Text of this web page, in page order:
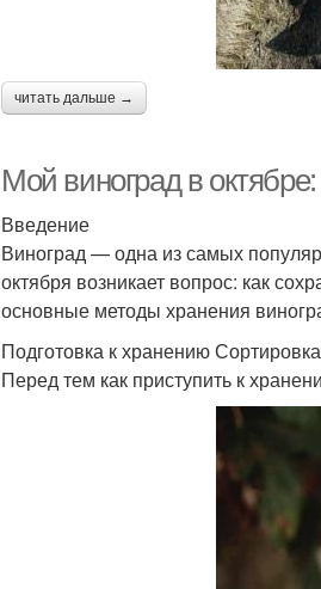
читать дальше →
Мой виноград в
Введение
Виноград — одна из самых
октября возникает вопрос: как
основные методы хранения
Подготовка к хранению
Перед тем как приступить к